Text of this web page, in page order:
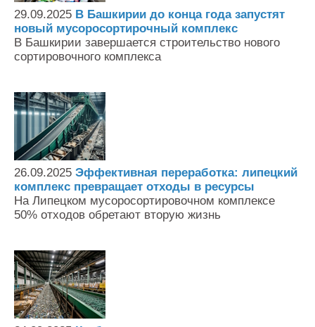
29.09.2025 В Башкирии до конца года запустят
новый мусоросортирочный комплекс
В Башкирии завершается строительство нового
сортировочного комплекса
26.09.2025 Эффективная переработка: липецкий
комплекс превращает отходы в ресурсы
На Липецком мусоросортировочном комплексе
50% отходов обретают вторую жизнь